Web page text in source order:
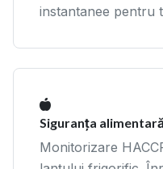
instantanee pentru
Siguranța
Monitorizare